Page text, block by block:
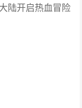
陆开启热血冒险